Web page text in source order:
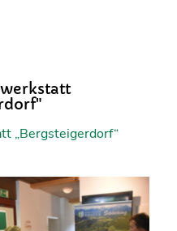
„Bergsteigerdorf“